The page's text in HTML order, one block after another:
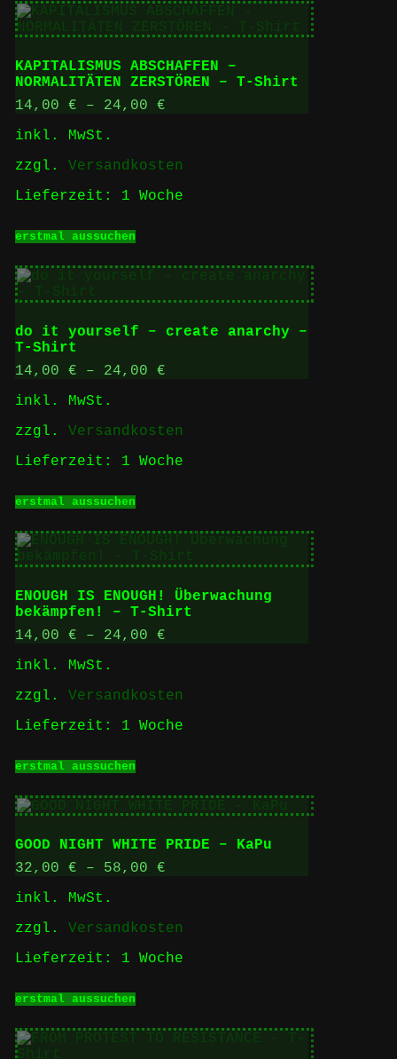
mehrere
Varianten
auf.
Die
Optionen
können
auf
werden
KAPITALISMUS ABSCHAFFEN –
NORMALITÄTEN ZERSTÖREN – T-Shirt
14,00 € – 24,00 €
inkl. MwSt.
zzgl. Versandkosten
Lieferzeit: 1 Woche
erstmal aussuchenProdukt
mehrere
auf.
Die
Optionen
auf
werden
do it yourself – create anarchy –
T-Shirt
14,00 € – 24,00 €
inkl. MwSt.
zzgl. Versandkosten
Lieferzeit: 1 Woche
erstmal aussuchenProdukt
mehrere
Varianten
auf.
Die
Optionen
können
auf
werden
ENOUGH IS ENOUGH! Überwachung
bekämpfen! – T-Shirt
14,00 € – 24,00 €
inkl. MwSt.
zzgl. Versandkosten
Lieferzeit: 1 Woche
erstmal aussuchenProdukt
mehrere
Varianten
auf.
Die
Optionen
Produktseite
werden
GOOD NIGHT WHITE PRIDE – KaPu
32,00 € – 58,00 €
inkl. MwSt.
zzgl. Versandkosten
Lieferzeit: 1 Woche
erstmal aussuchenProdukt
mehrere